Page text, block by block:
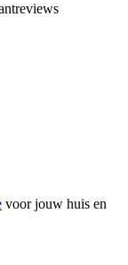
voor jouw huis en